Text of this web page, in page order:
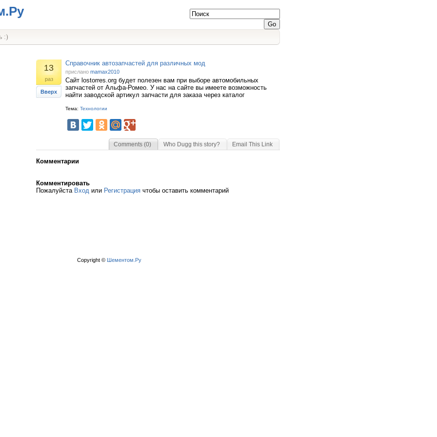
:)
13
раз
Вверх
Справочник автозапчастей для различных мод
прислано mamax2010
Сайт lostorres.org будет полезен вам при выборе автомобильных
запчастей от Альфа-Ромео. У нас на сайте вы имеете возможность
найти заводской артикул запчасти для заказа через каталог
Тема: Технологии
Comments (0) Who Dugg this story? Email This Link
Комментарии
Комментировать
Пожалуйста Вход или Регистрация чтобы оставить комментарий
Copyright © Шементом.Ру